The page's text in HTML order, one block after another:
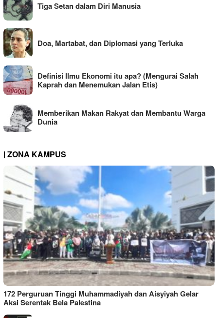
Tiga Setan dalam Diri Manusia
Doa, Martabat, dan Diplomasi yang Terluka
Definisi Ilmu Ekonomi itu apa? (Mengurai Salah
Kaprah dan Menemukan Jalan Etis)
Memberikan Makan Rakyat dan Membantu Warga
Dunia
| ZONA KAMPUS
172 Perguruan Tinggi Muhammadiyah dan Aisyiyah Gelar
Aksi Serentak Bela Palestina